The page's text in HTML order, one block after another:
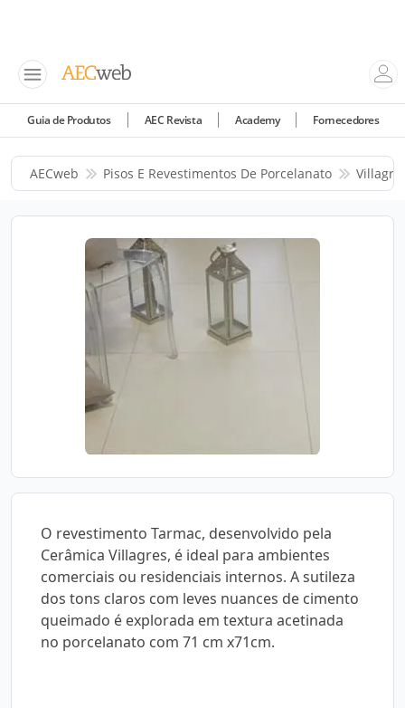
Guia de Produtos AEC Revista Academy Fornecedores
AECweb Pisos E Revestimentos De Porcelanato
O revestimento Tarmac, desenvolvido pela
Cerâmica Villagres, é ideal para ambientes
comerciais ou residenciais internos. A sutileza
dos tons claros com leves nuances de cimento
queimado é explorada em textura acetinada
no porcelanato com 71 cm x71cm.